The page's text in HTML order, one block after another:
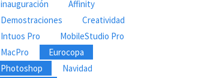
inauguración
Affinity
Demostraciones
Creatividad
Intuos Pro
MobileStudio Pro
MacPro
Eurocopa
Photoshop
Navidad